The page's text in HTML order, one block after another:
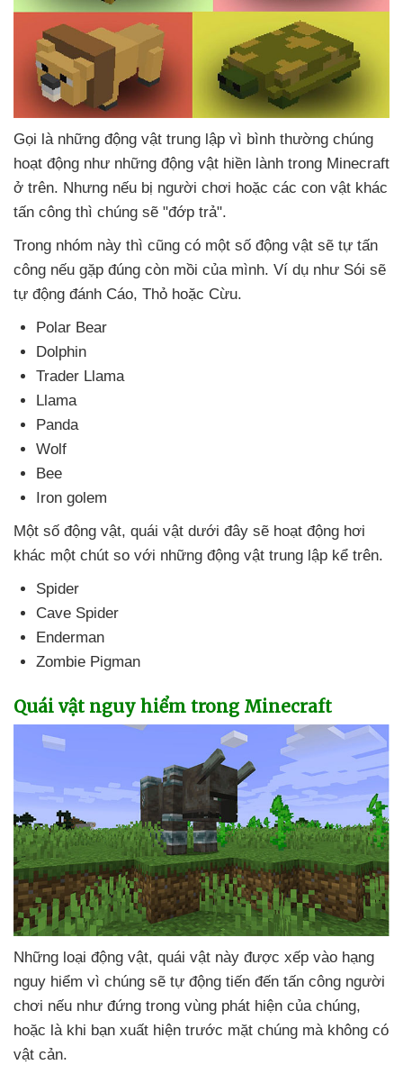
Gọi là những động vật trung lập vì bình thường chúng
hoạt động như những động vật hiền lành trong Minecraft
ở trên. Nhưng nếu bị người chơi hoặc các con vật khác
tấn công thì chúng sẽ "đớp trả".
Trong nhóm này thì cũng có một số động vật sẽ tự tấn
công nếu gặp đúng còn mồi của mình. Ví dụ như Sói sẽ
tự động đánh Cáo, Thỏ hoặc Cừu.
Polar Bear
Dolphin
Trader Llama
Llama
Panda
Wolf
Bee
Iron golem
Một số động vật, quái vật dưới đây sẽ hoạt động hơi
khác một chút so với những động vật trung lập kể trên.
Spider
Cave Spider
Enderman
Zombie Pigman
Quái vật nguy hiểm trong Minecraft
Những loại động vật, quái vật này được xếp vào hạng
nguy hiểm vì chúng sẽ tự động tiến đến tấn công người
chơi nếu như đứng trong vùng phát hiện của chúng,
hoặc là khi bạn xuất hiện trước mặt chúng mà không có
vật cản.